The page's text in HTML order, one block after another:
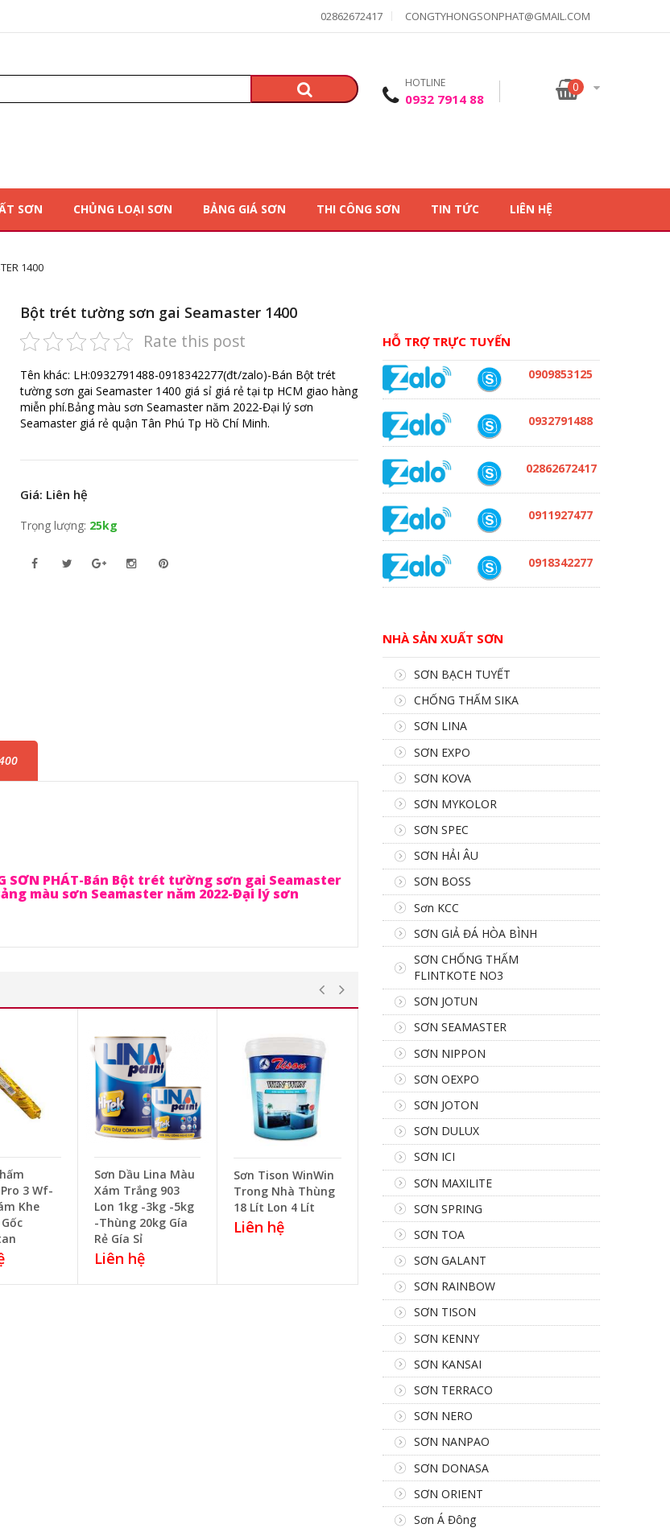
02862672417 CONGTYHONGSONPHAT@GMAIL.COM
HOTLINE
0932 7914 88
0
SƠN CHỦNG LOẠI SƠN BẢNG GIÁ SƠN THI CÔNG SƠN TIN TỨC LIÊN HỆ
1400
Bột trét tường sơn gai Seamaster 1400
Rate this post
Tên khác: LH:0932791488-0918342277(đt/zalo)-Bán Bột trét
tường sơn gai Seamaster 1400 giá sỉ giá rẻ tại tp HCM giao hàng
miễn phí.Bảng màu sơn Seamaster năm 2022-Đại lý sơn
Seamaster giá rẻ quận Tân Phú Tp Hồ Chí Minh.
Giá: Liên hệ
Trọng lượng: 25kg
SƠN PHÁT-Bán Bột trét tường sơn gai Seamaster
màu sơn Seamaster năm 2022-Đại lý sơn
3 Wf-
Khe
Sơn Dầu Lina Màu
Xám Trắng 903
Lon 1kg -3kg -5kg
-Thùng 20kg Gía
Rẻ Gía Sỉ
Liên hệ
Sơn Tison WinWin
Trong Nhà Thùng
18 Lít Lon 4 Lít
Liên hệ
HỖ TRỢ TRỰC TUYẾN
0909853125
0932791488
02862672417
0911927477
0918342277
NHÀ SẢN XUẤT SƠN
SƠN BẠCH TUYẾT
CHỐNG THẤM SIKA
SƠN LINA
SƠN EXPO
SƠN KOVA
SƠN MYKOLOR
SƠN SPEC
SƠN HẢI ÂU
SƠN BOSS
Sơn KCC
SƠN GIẢ ĐÁ HÒA BÌNH
SƠN CHỐNG THẤM
FLINTKOTE NO3
SƠN JOTUN
SƠN SEAMASTER
SƠN NIPPON
SƠN OEXPO
SƠN JOTON
SƠN DULUX
SƠN ICI
SƠN MAXILITE
SƠN SPRING
SƠN TOA
SƠN GALANT
SƠN RAINBOW
SƠN TISON
SƠN KENNY
SƠN KANSAI
SƠN TERRACO
SƠN NERO
SƠN NANPAO
SƠN DONASA
SƠN ORIENT
Sơn Á Đông